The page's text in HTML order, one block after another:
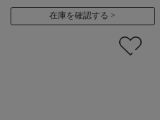
在庫を確認する